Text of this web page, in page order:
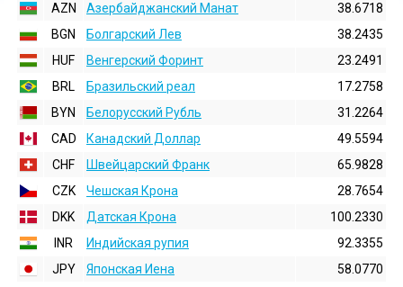
AZN
Азербайджанский Манат
38.6718
BGN
Болгарский Лев
38.2435
HUF
Венгерский Форинт
23.2491
BRL
Бразильский реал
17.2758
BYN
Белорусский Рубль
31.2264
CAD
Канадский Доллар
49.5594
CHF
Швейцарский Франк
65.9828
CZK
Чешская Крона
28.7654
DKK
Датская Крона
100.2330
INR
Индийская pупия
92.3355
JPY
Японская Иена
58.0770